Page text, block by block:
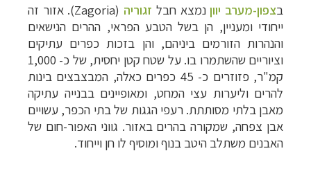
בצפון-מערב יווןנמצא חבל זגוריה (
Zagoria). אזור זה
ייחודי ומעניין, הן בשל הטבע הפראי, ההרים הנישאים
והנהרות הזורמים ביניהם, והן בזכות כפרים עתיקים
וציוריים שהשתמרו בו. על שטח קטן יחסית, של כ- 1,000
קמ"ר, פזוזרים כ- 45 כפרים כאלה, המבצבצים בינות
להרים וליערות עצי המחט, ומאופיינים בבנייה עתיקה
מאבן בלתי מסותתת. רעפי הגגות של בתי הכפר, עשויים
אבן צפחה, שמקורה בהרים באזור. גווני האפור-חום של
האבנים משתלב היטב בנוף ומוסיף לו חן וייחוד.